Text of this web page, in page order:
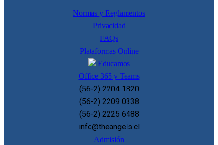
Normas y Reglamentos
Privacidad
FAQs
Plataformas Online
Educamos
Office 365 y Teams
(56-2) 2204 1820
(56-2) 2209 0338
(56-2) 2225 6488
info@theangels.cl
Admisión